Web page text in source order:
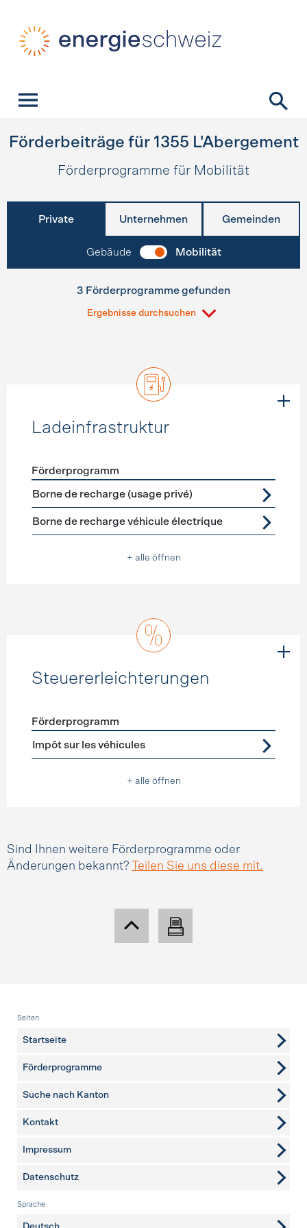
Förderbeiträge für 1355 L'Abergement
Förderprogramme für Mobilität
Private Unternehmen Gemeinden
Gebäude Mobilität
3 Förderprogramme gefunden
Ergebnisse durchsuchen
Ladeinfrastruktur
Förderprogramme Ladeinfrastruktur
Förderprogramm
Borne de recharge (usage privé)
Borne de recharge véhicule électrique
+ alle öffnen
Steuererleichterungen
Förderprogramme Steuererleichterungen
Förderprogramm
Impôt sur les véhicules
+ alle öffnen
Sind Ihnen weitere Förderprogramme oder
Änderungen bekannt?
Teilen Sie uns diese mit.
Fusszeile
Seiten
Startseite
Förderprogramme
Suche nach Kanton
weitere Seiten
Kontakt
Impressum
Datenschutz
Sprache